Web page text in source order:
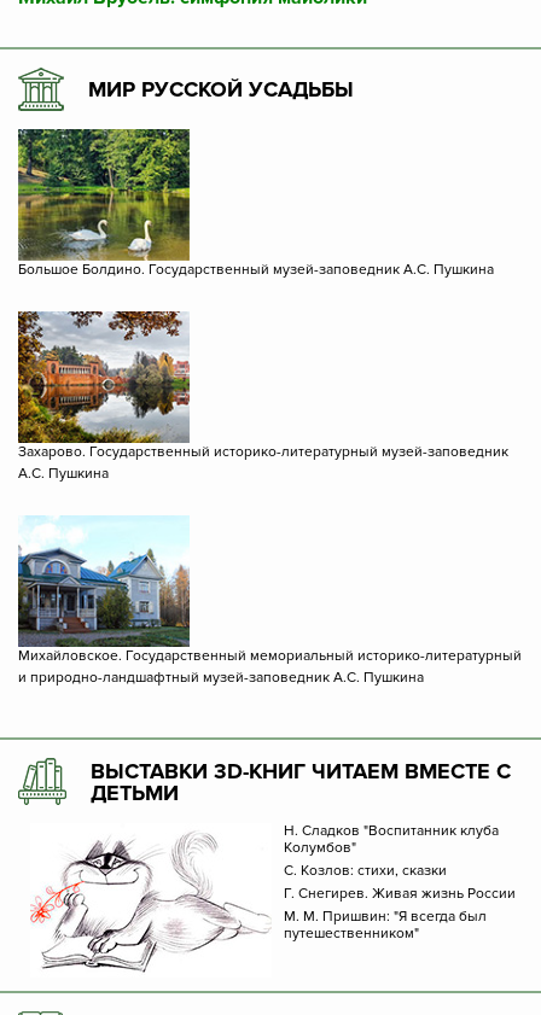
МИР РУССКОЙ УСАДЬБЫ
Большое Болдино. Государственный музей-заповедник А.С. Пушкина
Захарово. Государственный историко-литературный музей-заповедник
А.С. Пушкина
Михайловское. Государственный мемориальный историко-литературный
и природно-ландшафтный музей-заповедник А.С. Пушкина
ВЫСТАВКИ 3D-КНИГ ЧИТАЕМ ВМЕСТЕ С
ДЕТЬМИ
Н. Сладков "Воспитанник клуба
Колумбов"
С. Козлов: стихи, сказки
Г. Снегирев. Живая жизнь России
М. М. Пришвин: "Я всегда был
путешественником"